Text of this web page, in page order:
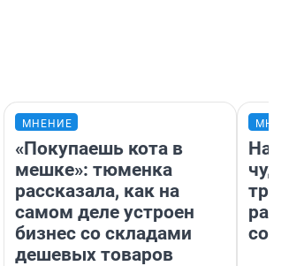
МНЕНИЕ
«Покупаешь кота в
мешке»: тюменка
рассказала, как на
самом деле устроен
бизнес со складами
дешевых товаров